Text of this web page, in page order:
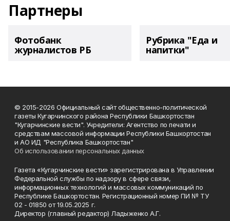
Партнеры
Фотобанк
журналистов РБ
Рубрика "Еда и
напитки"
© 2015-2026 Официальный сайт общественно-политической
газеты Кугарчинского района Республики Башкортостан
"Кугарчинские вести". Учредители: Агентство по печати и
средствам массовой информации Республики Башкортостан
и АО ИД "Республика Башкортостан"
Об использовании персональных данных
Газета «Кугарчинские вести» зарегистрирована в Управлении
Федеральной службы по надзору в сфере связи,
информационных технологий и массовых коммуникаций по
Республике Башкортостан. Регистрационный номер ПИ № ТУ
02 - 01850 от 19.05.2025 г.
Директор (главный редактор) Ладыженко А.Г.